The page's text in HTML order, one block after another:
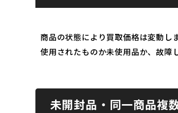
商品の状態により買取価格は変動しま
使用されたものか未使用品か、故障
未開封品・同一商品複